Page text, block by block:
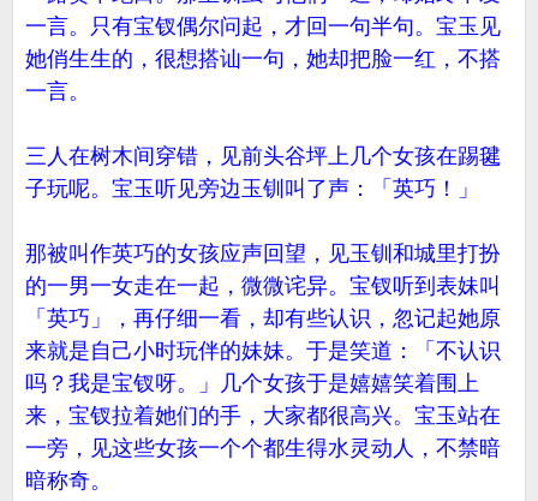
一言。只有宝钗偶尔问起，才回一句半句。宝玉见
她俏生生的，很想搭讪一句，她却把脸一红，不搭
一言。
三人在树木间穿错，见前头谷坪上几个女孩在踢毽
子玩呢。宝玉听见旁边玉钏叫了声：「英巧！」
那被叫作英巧的女孩应声回望，见玉钏和城里打扮
的一男一女走在一起，微微诧异。宝钗听到表妹叫
「英巧」，再仔细一看，却有些认识，忽记起她原
来就是自己小时玩伴的妹妹。于是笑道：「不认识
吗？我是宝钗呀。」几个女孩于是嬉嬉笑着围上
来，宝钗拉着她们的手，大家都很高兴。宝玉站在
一旁，见这些女孩一个个都生得水灵动人，不禁暗
暗称奇。